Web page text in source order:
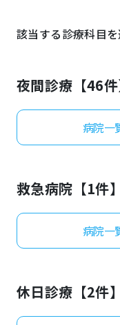
感染症
お知らせ
よくあるご質問
該当する診療科目
夜間診療【46件
病院一
救急病院【1件】
病院一
休日診療【2件】